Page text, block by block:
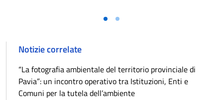
Notizie correlate
“La fotografia ambientale del territorio provinciale di
Pavia”: un incontro operativo tra Istituzioni, Enti e
Comuni per la tutela dell’ambiente